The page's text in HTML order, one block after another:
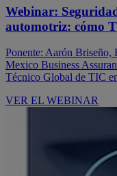
Webinar:
automotriz: cómo
Ponente: Aarón
Mexico Business
Técnico Global de TIC
VER EL WEBINAR